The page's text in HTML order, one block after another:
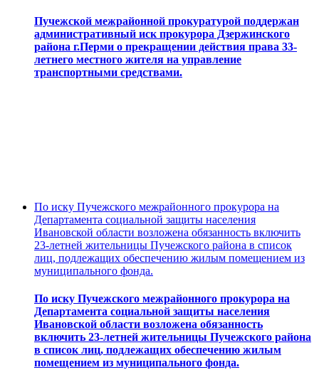
Пучежской межрайонной прокуратурой поддержан
административный иск прокурора Дзержинского
района г.Перми о прекращении действия права 33-
летнего местного жителя на управление
транспортными средствами.
По иску Пучежского межрайонного прокурора на
Департамента социальной защиты населения
Ивановской области возложена обязанность включить
23-летней жительницы Пучежского района в список
лиц, подлежащих обеспечению жилым помещением из
муниципального фонда.
По иску Пучежского межрайонного прокурора на
Департамента социальной защиты населения
Ивановской области возложена обязанность
включить 23-летней жительницы Пучежского района
в список лиц, подлежащих обеспечению жилым
помещением из муниципального фонда.